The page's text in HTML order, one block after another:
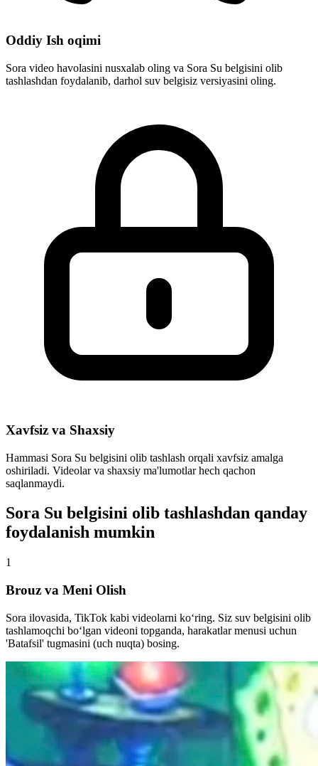
Oddiy Ish oqimi
Sora video havolasini nusxalab oling va Sora Su belgisini olib
tashlashdan foydalanib, darhol suv belgisiz versiyasini oling.
Xavfsiz va Shaxsiy
Hammasi Sora Su belgisini olib tashlash orqali xavfsiz amalga
oshiriladi. Videolar va shaxsiy ma'lumotlar hech qachon
saqlanmaydi.
Sora Su belgisini olib tashlashdan qanday
foydalanish mumkin
1
Brouz va Meni Olish
Sora ilovasida, TikTok kabi videolarni ko‘ring. Siz suv belgisini olib
tashlamoqchi bo‘lgan videoni topganda, harakatlar menusi uchun
'Batafsil' tugmasini (uch nuqta) bosing.